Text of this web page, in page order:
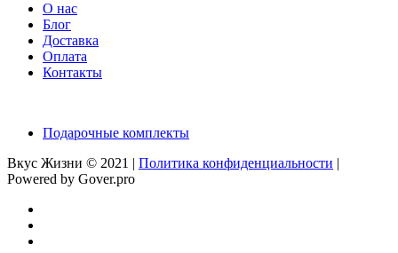
О нас
Блог
Доставка
Оплата
Контакты
Подарочные комплекты
Вкус Жизни © 2021 | Политика конфиденциальности |
Powered by Gover.pro